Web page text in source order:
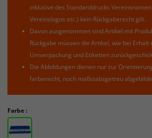
inklusive des Standarddrucks
Vereinslogos etc.) kein Rückgaberecht gilt.
Davon ausgenommen sind Artikel mit
Rückgabe müssen die Artikel, wie bei
Umverpackung und Etiketten
Die Abbildungen dienen nur zur
farbenecht, noch maßstabsgetreu
Farbe :